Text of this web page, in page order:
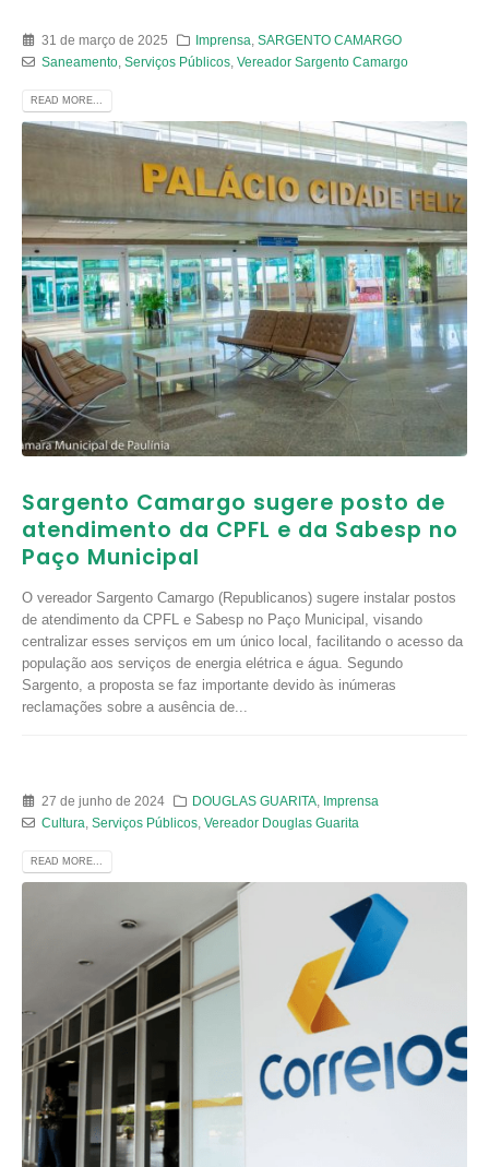
31 de março de 2025 Imprensa ,SARGENTO CAMARGO
Saneamento, Serviços Públicos, Vereador Sargento Camargo
READ MORE...
Sargento Camargo sugere posto de
atendimento da CPFL e da Sabesp no
Paço Municipal
O vereador Sargento Camargo (Republicanos) sugere instalar postos
de atendimento da CPFL e Sabesp no Paço Municipal, visando
centralizar esses serviços em um único local, facilitando o acesso da
população aos serviços de energia elétrica e água. Segundo
Sargento, a proposta se faz importante devido às inúmeras
reclamações sobre a ausência de...
27 de junho de 2024 DOUGLAS GUARITA Imprensa
Cultura Serviços Públicos, Vereador Douglas Guarita
READ MORE...